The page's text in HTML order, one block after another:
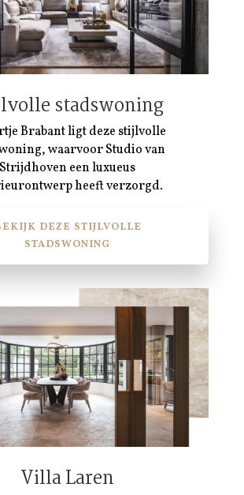
stadswoning
Brabant ligt deze stijlvolle
waarvoor Studio van
Strijdhoven een luxueus
heeft verzorgd.
DEZE STIJLVOLLE
STADSWONING
Villa Laren